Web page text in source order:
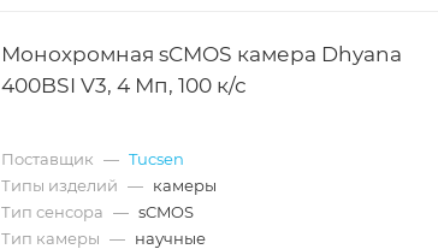
Монохромная sCMOS камера Dhyana
400BSI V3, 4 Мп, 100 к/с
Поставщик — Tucsen
Типы изделий — камеры
Тип сенсора — sCMOS
Тип камеры — научные